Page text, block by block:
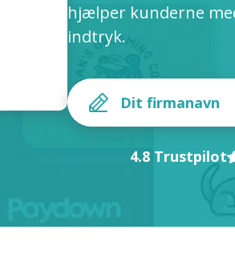
hjælper kunderne
indtryk.
4.8 Trustpilot